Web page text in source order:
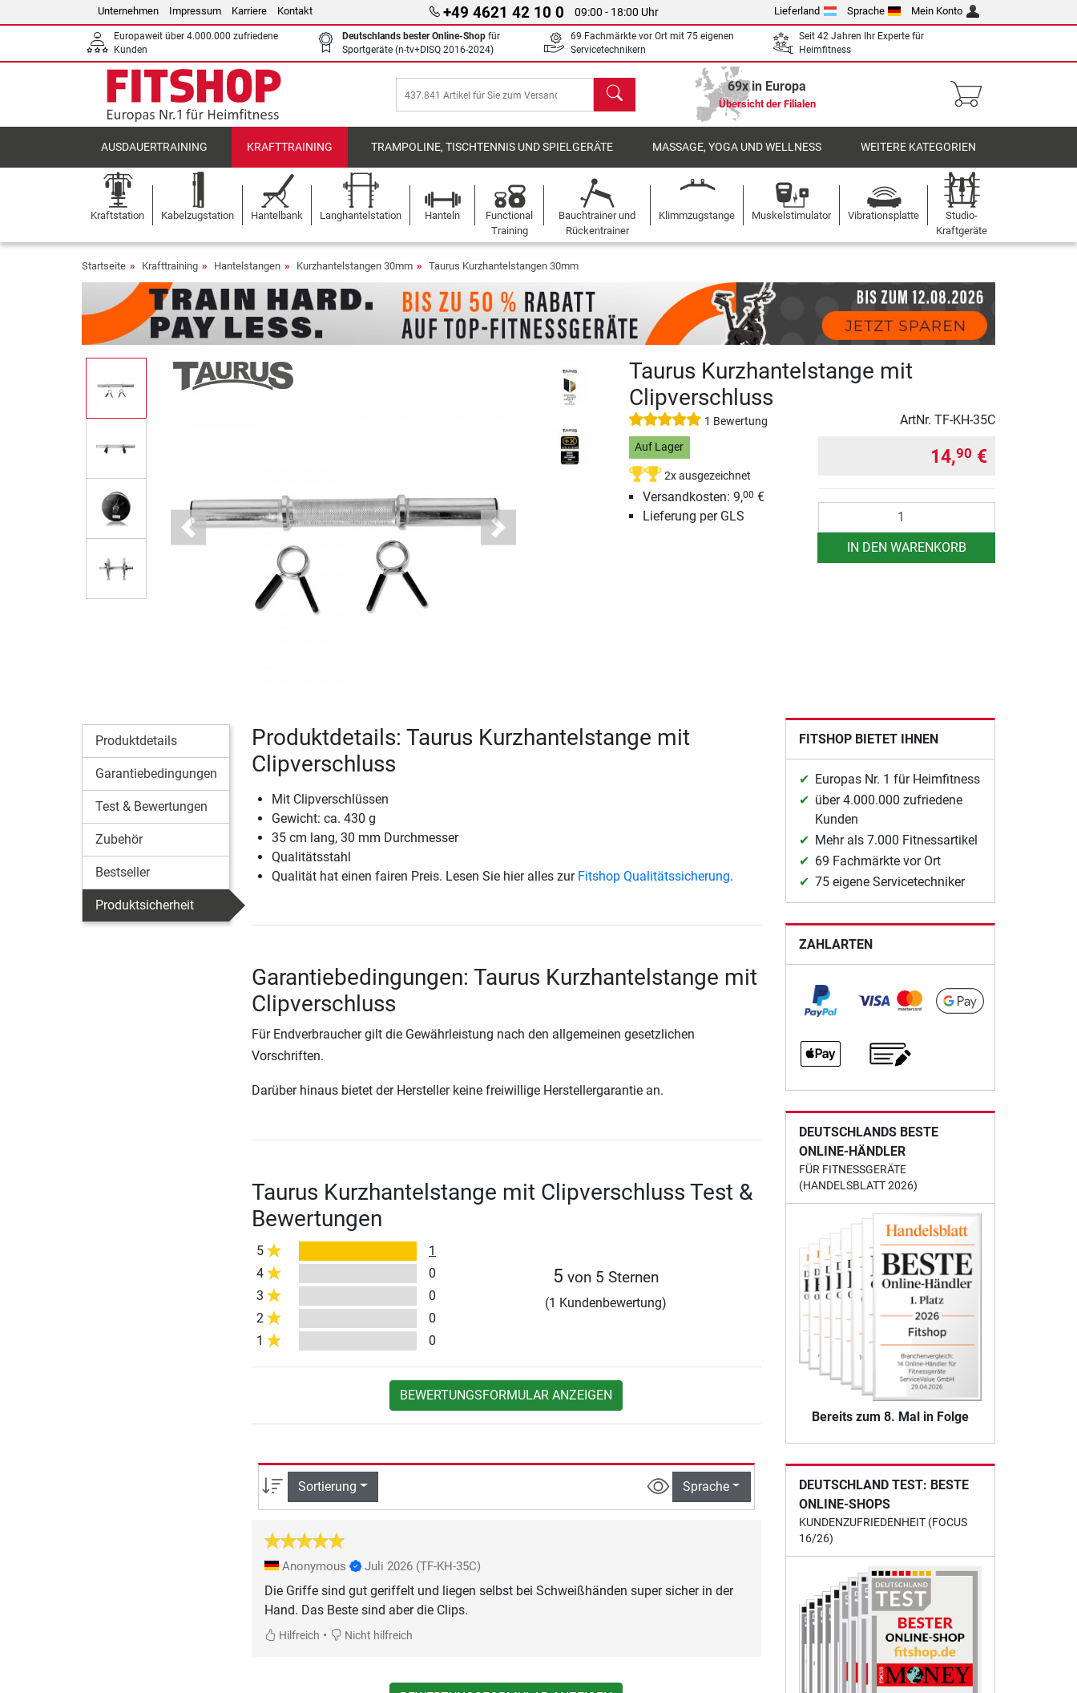
Unternehmen Impressum Karriere Kontakt +49 4621 42 10 0 09:00 - 18:00 Uhr Lieferland Sprache Mein Konto
Europaweit über 4.000.000 zufriedene
Kunden
Deutschlands bester Online-Shop für
Sportgeräte (n-tv+DISQ 2016-2024)
69 Fachmärkte vor Ort mit 75 eigenen
Servicetechnikern
Seit 42 Jahren Ihr Experte für
Heimfitness
Suchen 69x in Europa
Übersicht der Filialen
AUSDAUERTRAINING KRAFTTRAINING TRAMPOLINE, TISCHTENNIS UND SPIELGERÄTE MASSAGE, YOGA UND WELLNESS WEITERE KATEGORIEN
Kraftstation Kabelzugstation Hantelbank Langhantelstation Hanteln
Functional
Training
Bauchtrainer und
Rückentrainer
Klimmzugstange Muskelstimulator Vibrationsplatte
Studio-
Kraftgeräte
Startseite Krafttraining Hantelstangen Kurzhantelstangen 30mm Taurus Kurzhantelstangen 30mm
Previous Next
Taurus Kurzhantelstange mit
Clipverschluss
1 Bewertung ArtNr. TF-KH-35C
Auf Lager
2x ausgezeichnet
Versandkosten: 9,00 €
Lieferung per GLS
14,90 €
IN DEN WARENKORB
Produktdetails
Garantiebedingungen
Test & Bewertungen
Zubehör
Bestseller
Produktsicherheit
Produktdetails: Taurus Kurzhantelstange mit
Clipverschluss
Mit Clipverschlüssen
Gewicht: ca. 430 g
35 cm lang, 30 mm Durchmesser
Qualitätsstahl
Qualität hat einen fairen Preis. Lesen Sie hier alles zur Fitshop Qualitätssicherung.
Garantiebedingungen: Taurus Kurzhantelstange mit
Clipverschluss
Für Endverbraucher gilt die Gewährleistung nach den allgemeinen gesetzlichen
Vorschriften.
Darüber hinaus bietet der Hersteller keine freiwillige Herstellergarantie an.
Taurus Kurzhantelstange mit Clipverschluss Test &
Bewertungen
5
1
4
0
3
0
2
0
1
0
5 von 5 Sternen
(1 Kundenbewertung)
BEWERTUNGSFORMULAR ANZEIGEN
Sortierung Sprache
Anonymous Juli 2026 (TF-KH-35C)
Die Griffe sind gut geriffelt und liegen selbst bei Schweißhänden super sicher in der
Hand. Das Beste sind aber die Clips.
Hilfreich • Nicht hilfreich
FITSHOP BIETET IHNEN
Europas Nr. 1 für Heimfitness
über 4.000.000 zufriedene
Kunden
Mehr als 7.000 Fitnessartikel
69 Fachmärkte vor Ort
75 eigene Servicetechniker
ZAHLARTEN
DEUTSCHLANDS BESTE
ONLINE-HÄNDLER
FÜR FITNESSGERÄTE
(HANDELSBLATT 2026)
Bereits zum 8. Mal in Folge
DEUTSCHLAND TEST: BESTE
ONLINE-SHOPS
KUNDENZUFRIEDENHEIT (FOCUS
16/26)